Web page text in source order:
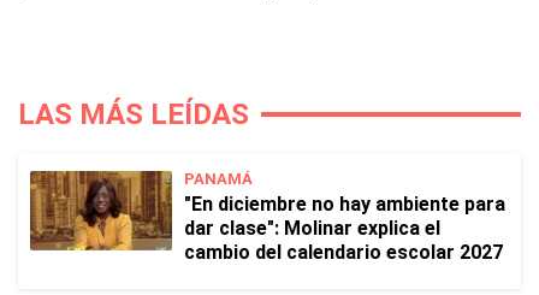
LAS MÁS LEÍDAS
PANAMÁ
"En diciembre no hay ambiente para
dar clase": Molinar explica el
cambio del calendario escolar 2027